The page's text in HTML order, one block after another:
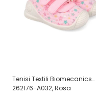
Tenisi Textili Biomecanics
262176-A032, Rosa